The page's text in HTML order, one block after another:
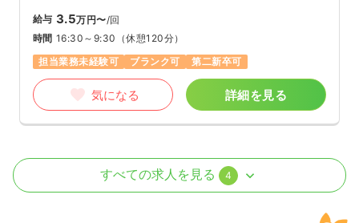
給与 3.5万円〜/回
時間 16:30～9:30 （休憩120分）
担当業務未経験可
ブランク可 第二新卒可
気になる 詳細を見る
外来 正・准看護師すべての求人を見る 4